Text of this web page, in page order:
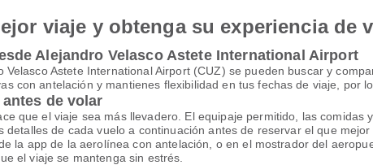
viaje y obtenga su experiencia de
Alejandro Velasco Astete International Airport
Velasco Astete International Airport (CUZ) se pueden buscar y
con antelación y mantienes flexibilidad en tus fechas de viaje, por
de volar
que el viaje sea más llevadero. El equipaje permitido, las
detalles de cada vuelo a continuación antes de reservar el que
la app de la aerolínea con antelación, o en el mostrador del
el viaje se mantenga sin estrés.